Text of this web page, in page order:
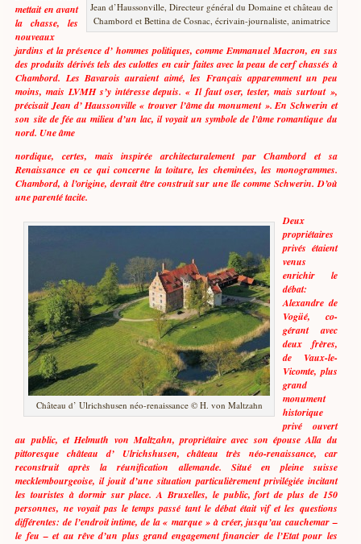
Jean d’Haussonville, Directeur général du Domaine et château de
Chambord et Bettina de Cosnac, écrivain-journaliste, animatrice
mettait en avant
la chasse, les
nouveaux
jardins et la présence d’ hommes politiques, comme Emmanuel Macron, en sus
des produits dérivés tels des culottes en cuir faites avec la peau de cerf chassés à
Chambord. Les Bavarois auraient aimé, les Français apparemment un peu
moins, mais LVMH s’y intéresse depuis. « Il faut oser, tester, mais surtout »,
précisait Jean d’ Haussonville « trouver l’âme du monument ». En Schwerin et
son site de fée au milieu d’un lac, il voyait un symbole de l’âme romantique du
nord. Une âme
nordique, certes, mais inspirée architecturalement par Chambord et sa
Renaissance en ce qui concerne la toiture, les cheminées, les monogrammes.
Chambord, à l’origine, devrait être construit sur une île comme Schwerin. D’où
une parenté tacite.
Château d’ Ulrichshusen néo-renaissance © H. von Maltzahn
Deux
propriétaires
privés étaient
venus
enrichir le
débat:
Alexandre de
Vogüé, co-
gérant avec
deux frères,
de Vaux-le-
Vicomte, plus
grand
monument
historique
privé ouvert
au public, et Helmuth von Maltzahn, propriétaire avec son épouse Alla du
pittoresque château d’ Ulrichshusen, château très néo-renaissance, car
reconstruit après la réunification allemande. Situé en pleine suisse
mecklembourgeoise, il jouit d’une situation particulièrement privilégiée incitant
les touristes à dormir sur place. A Bruxelles, le public, fort de plus de 150
personnes, ne voyait pas le temps passé tant le débat était vif et les questions
différentes: de l’endroit intime, de la « marque » à créer, jusqu’au cauchemar –
le feu – et au rêve d’un plus grand engagement financier de l’Etat pour les